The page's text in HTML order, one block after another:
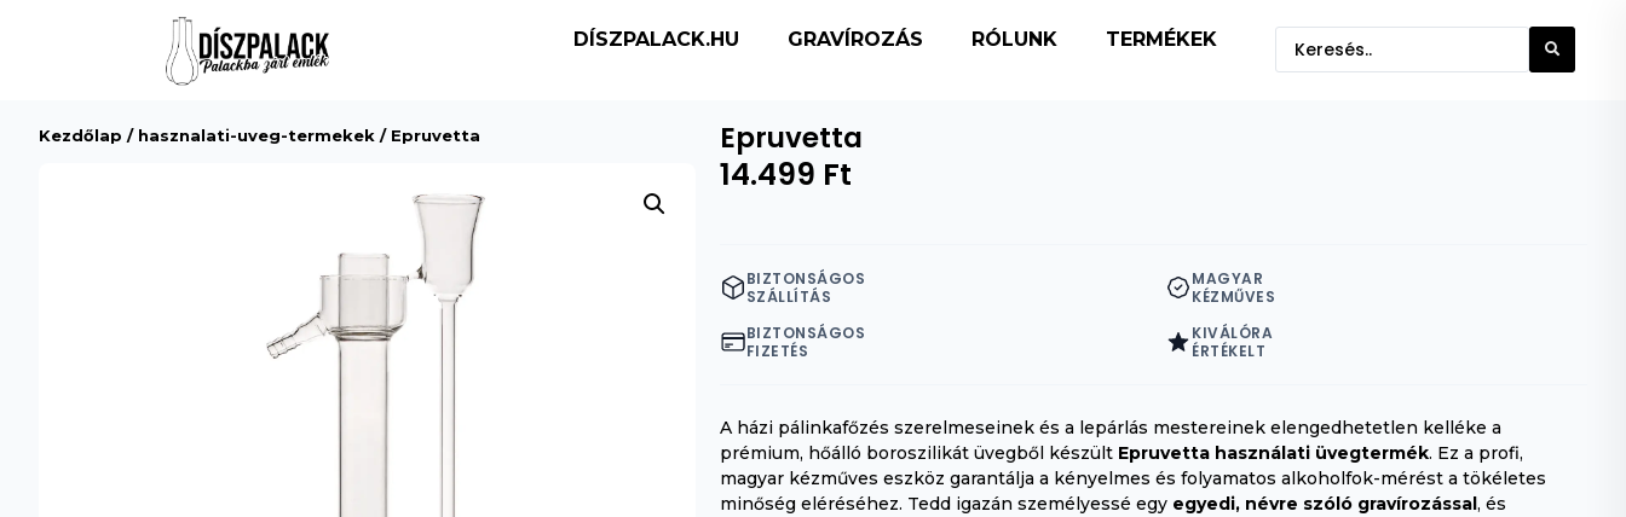
DÍSZPALACK.HU GRAVÍROZÁS RÓLUNK TERMÉKEK
Kezdőlap / hasznalati-uveg-termekek / Epruvetta Epruvetta
14.499 Ft
BIZTONSÁGOS
SZÁLLÍTÁS
MAGYAR
KÉZMŰVES
BIZTONSÁGOS
FIZETÉS
KIVÁLÓRA
ÉRTÉKELT
A házi pálinkafőzés szerelmeseinek és a lepárlás mestereinek elengedhetetlen kelléke a
prémium, hőálló boroszilikát üvegből készült Epruvetta használati üvegtermék. Ez a profi,
magyar kézműves eszköz garantálja a kényelmes és folyamatos alkoholfok-mérést a tökéletes
minőség eléréséhez. Tedd igazán személyessé egy egyedi, névre szóló gravírozással , és